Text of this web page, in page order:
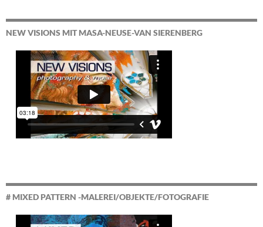
NEW VISIONS MIT MASA-NEUSE-VAN SIERENBERG
# MIXED PATTERN -MALEREI/OBJEKTE/FOTOGRAFIE